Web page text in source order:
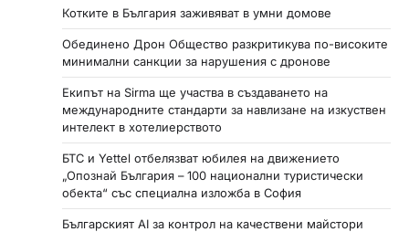
Котките в България заживяват в умни домове
Обединено Дрон Общество разкритикува по-високите
минимални санкции за нарушения с дронове
Екипът на Sirma ще участва в създаването на
международните стандарти за навлизане на изкуствен
интелект в хотелиерството
БТС и Yettel отбелязват юбилея на движението
„Опознай България – 100 национални туристически
обекта“ със специална изложба в София
Българският AI за контрол на качествени майстори